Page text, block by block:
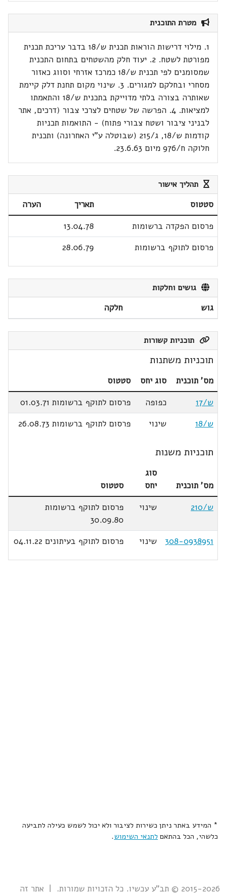
מטרת התוכנית
1. מילוי דרישות הוראות תכנית ש/18 בדבר עריכת תכנית
מפורטת לשטח. 2. יעוד חלק מהשטחים בתחום התכנית
שמסומנים לפי תכנית ש/18 כמרכז אזרחי וסווג כאזור
מסחרי ובחלקם למגורים. 3. שינוי מקום תחנת דלק קיימת
שאותרה בצורה בלתי מדוייקת בתכנית ש/18 והתאמתו
למציאות. 4. הפרשה של שטחים לצרכי צבור (דרכים, אתר
לבניני ציבור ושטח צבורי פתוח) - התואמות תכניות
קודמות ש/18, ג/215 (שבוטלה ע"י האחרונה) ותכנית
חלוקה ח/976 מיום 23.6.63.
תהליך אישור
סטטוס תאריך
הערה
פרסום הפקדה ברשומות
13.04.78
פרסום לתוקף ברשומות
28.06.79
גושים וחלקות
גוש חלקה
תוכניות קשורות
תוכניות משתנות
מס' תוכנית סוג יחס
סטטוס
ש/17
כפופה
פרסום לתוקף ברשומות 01.03.71
ש/18
שינוי פרסום לתוקף ברשומות 26.08.73
תוכניות משנות
מס' תוכנית
סוג
יחס
סטטוס
ש/210
שינוי
פרסום לתוקף ברשומות
30.09.80
308-0938951
שינוי פרסום לתוקף בעיתונים 04.11.22
* המידע באתר ניתן כשירות לציבור ולא יכול לשמש כעילה לתביעה
כלשהי, הכל בהתאם לתנאי השימוש.
2015-2026 © תב"ע עכשיו. כל הזכויות שמורות. | אתר זה